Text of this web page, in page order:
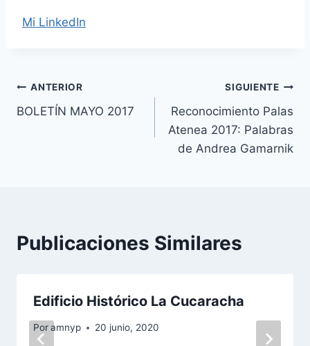
Mi LinkedIn
Navegación
de
ANTERIOR
BOLETÍN MAYO 2017
SIGUIENTE
Reconocimiento Palas
Atenea 2017: Palabras
de Andrea Gamarnik
Publicaciones Similares
Edificio Histórico La Cucaracha
Poramnyp 20 junio, 2020